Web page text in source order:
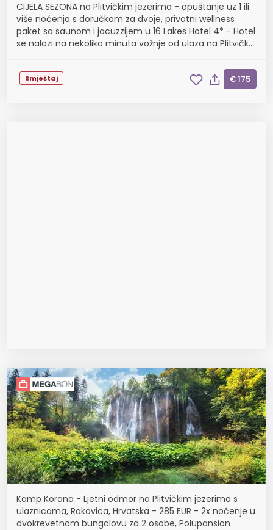
CIJELA SEZONA na Plitvičkim jezerima - opuštanje uz 1 ili
više noćenja s doručkom za dvoje, privatni wellness
paket sa saunom i jacuzzijem u 16 Lakes Hotel 4* - Hotel
se nalazi na nekoliko minuta vožnje od ulaza na Plitvička
Smještaj € 175
Kamp Korana - Ljetni odmor na Plitvičkim jezerima s
ulaznicama, Rakovica, Hrvatska - 285 EUR - 2x noćenje u
dvokrevetnom bungalovu za 2 osobe, Polupansion